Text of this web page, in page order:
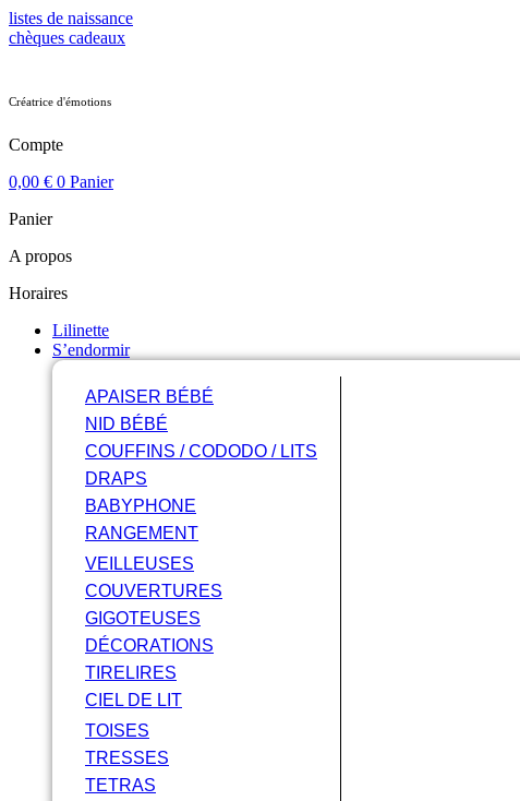
Aller
au
listes de naissance
chèques cadeaux
Créatrice d'émotions
Compte
0,00 € 0 Panier
Panier
A propos
Horaires
Lilinette
S’endormir
APAISER BÉBÉ
NID BÉBÉ
COUFFINS / CODODO / LITS
DRAPS
BABYPHONE
RANGEMENT
VEILLEUSES
COUVERTURES
GIGOTEUSES
DÉCORATIONS
TIRELIRES
CIEL DE LIT
TOISES
TRESSES
TETRAS